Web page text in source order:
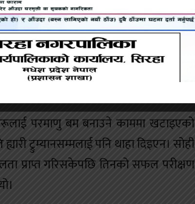
ध्वंसात्मक प्रयोगको कारक र सुरुआत रहेको
बम बनाउने कामको लागि अति गोप्य रूपमा
प्रयोग गर्न चाहिने परमाणु बमको
राष्ट्रपति फ्रैंकलिन रुजबेल्टले डिसेम्बर २८,
परमाणु बम बनाउने काममा खटाइएको
ट्रुम्यानसम्मलाई पनि थाहा दिइएन। सोही
प्राप्त गरिसकेपछि तिनको सफल परीक्षण